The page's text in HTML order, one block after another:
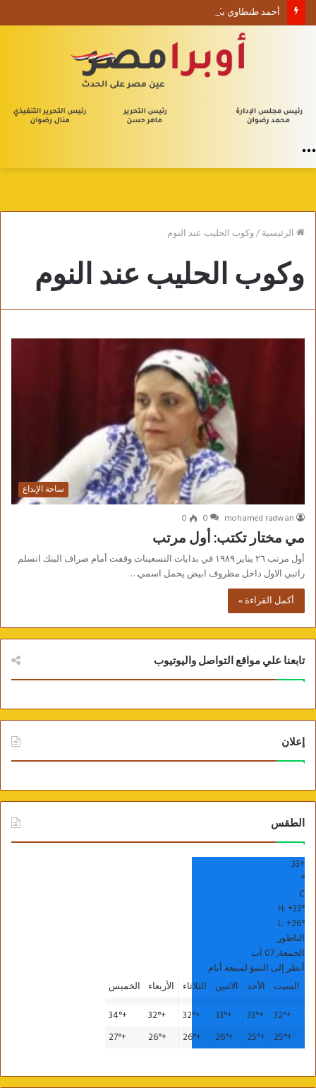
أحمد طنطاوي يكتب حين يصبح الوجود علامة استفهام
الرئيسية/وكوب الحليب عند النوم
وكوب الحليب عند النوم
ساحة الإبداع
mohamed radwan
0
0
مي مختار تكتب: أول مرتب
أول مرتب ٢٦ يناير ١٩٨٩ في بدايات التسعينات وقفت أمام صراف البنك اتسلم
راتبي الاول داخل مظروف ابيض يحمل اسمي…
أكمل القراءة »
تابعنا علي مواقع التواصل واليوتيوب
إعلان
الطقس
+
33
°
C
H:+33°
L:+26°
الناظور
الجمعة, 07 آب
أنظر إلى التنبؤ لسبعة أيام
السبت
الأحد الاثنين الثلاثاء الأربعاء
الخميس
+
32°
+
33°
+
33°
+
32°
+
32°
+
34°
+
25°
+
25°
+
26°
+
26°
+
26°
+
27°